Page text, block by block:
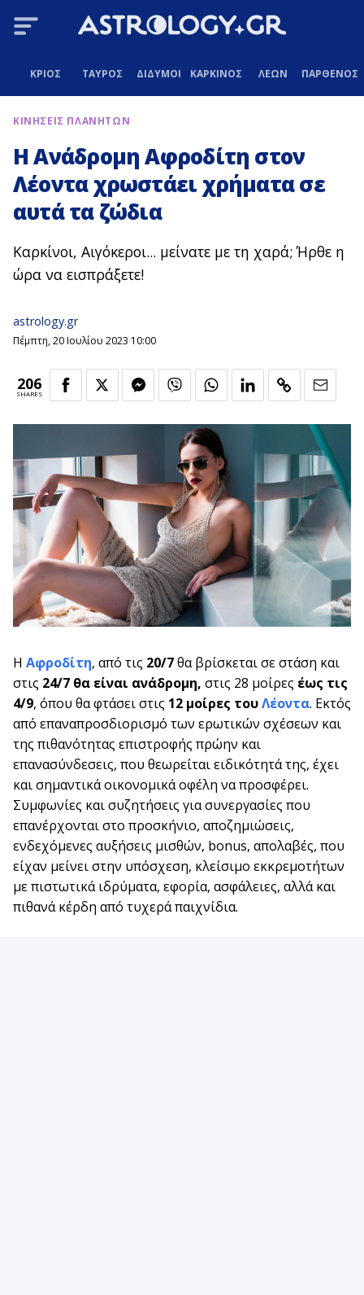
ΚΡΙΟΣ ΤΑΥΡΟΣ ΔΙΔΥΜΟΙ ΚΑΡΚΙΝΟΣ ΛΕΩΝ ΠΑΡΘΕΝΟΣ
ΚΙΝΗΣΕΙΣ ΠΛΑΝΗΤΩΝ
Η Ανάδρομη Αφροδίτη στον
Λέοντα χρωστάει χρήματα σε
αυτά τα ζώδια
Καρκίνοι, Αιγόκεροι... μείνατε με τη χαρά; Ήρθε η
ώρα να εισπράξετε!
astrology.gr
Πέμπτη, 20 Ιουλίου 2023 10:00
206
SHARES
Η Αφροδίτη, από τις 20/7θα βρίσκεται σε στάση και
στις 24/7 θα είναι ανάδρομη, στις 28 μοίρες έως τις
4/9, όπου θα φτάσει στις 12 μοίρες τουΛέοντα. Εκτός
από επαναπροσδιορισμό των ερωτικών σχέσεων και
της πιθανότητας επιστροφής πρώην και
επανασύνδεσεις, που θεωρείται ειδικότητά της, έχει
και σημαντικά οικονομικά οφέλη να προσφέρει.
Συμφωνίες και συζητήσεις για συνεργασίες που
επανέρχονται στο προσκήνιο, αποζημιώσεις,
ενδεχόμενες αυξήσεις μισθών, bonus, απολαβές, που
είχαν μείνει στην υπόσχεση, κλείσιμο εκκρεμοτήτων
με πιστωτικά ιδρύματα, εφορία, ασφάλειες, αλλά και
πιθανά κέρδη από τυχερά παιχνίδια.